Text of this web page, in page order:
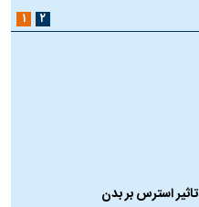
تاثیر استرس بر بدن
۱ ۲